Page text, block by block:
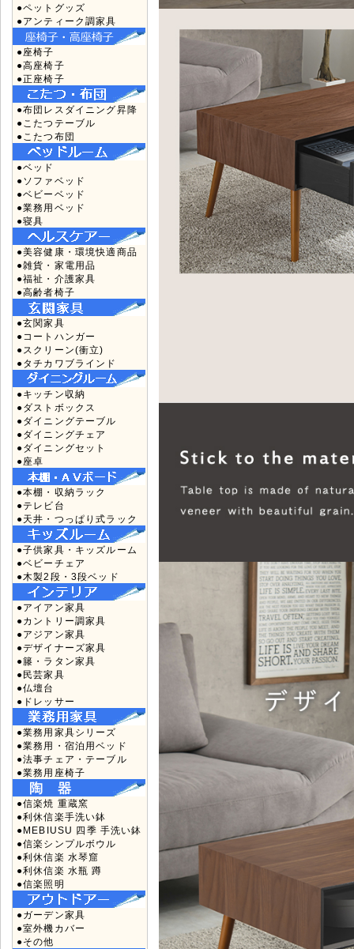
●ペットグッズ
●アンティーク調家具
●座椅子
●高座椅子
●正座椅子
●布団レスダイニング昇降
●こたつテーブル
●こたつ布団
●ベッド
●ソファベッド
●ベビーベッド
●業務用ベッド
●寝具
●美容健康・環境快適商品
●雑貨・家電用品
●福祉・介護家具
●高齢者椅子
●玄関家具
●コートハンガー
●スクリーン(衝立)
●タチカワブラインド
●キッチン収納
●ダストボックス
●ダイニングテーブル
●ダイニングチェア
●ダイニングセット
●座卓
●本棚・収納ラック
●テレビ台
●天井・つっぱり式ラック
●子供家具・キッズルーム
●ベビーチェア
●木製2段・3段ベッド
●アイアン家具
●カントリー調家具
●アジアン家具
●デザイナーズ家具
●籐・ラタン家具
●民芸家具
●仏壇台
●ドレッサー
●業務用家具シリーズ
●業務用・宿泊用ベッド
●法事チェア・テーブル
●業務用座椅子
●信楽焼 重蔵窯
●利休信楽手洗い鉢
●MEBIUSU 四季 手洗い鉢
●信楽シンプルボウル
●利休信楽 水琴窟
●利休信楽 水瓶 蹲
●信楽照明
●ガーデン家具
●室外機カバー
●その他